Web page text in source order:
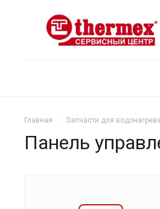
Главная Запчасти для
Панель